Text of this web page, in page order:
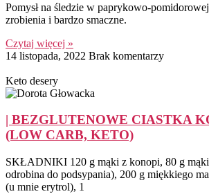
Pomysł na śledzie w paprykowo-
zrobienia i bardzo smaczne.
Czytaj więcej »
14 listopada, 2022 Brak komentarzy
Keto desery
| BEZGLUTENOWE CIASTKA
(LOW CARB, KETO)
SKŁADNIKI 120 g mąki z konopi, 80 g
odrobina do podsypania), 200 g miękkiego
(u mnie erytrol), 1